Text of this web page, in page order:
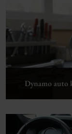
Dynamo auto